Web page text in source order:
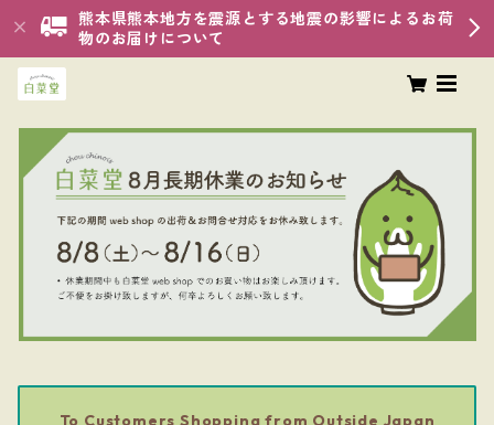
熊本県熊本地方を震源とする地震の影響によるお荷
物のお届けについて
To Customers Shopping from Outside Japan